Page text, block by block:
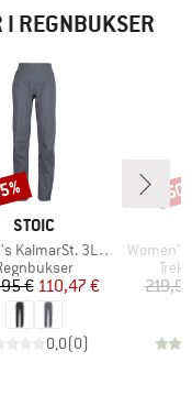
REGNBUKSER
MÆRKE
STOIC
3L Full Zip Rain Pants II
Pris
€Nedsat pris
110,47 €
0,0(0)
Artikel
Women's